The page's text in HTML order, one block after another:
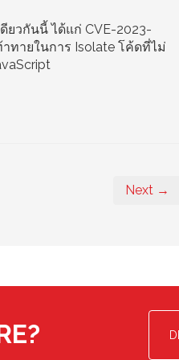
ยวกันนี้ ได้แก่ CVE-2023-
ทายในการ Isolate โค้ดที่ไม่
Next →